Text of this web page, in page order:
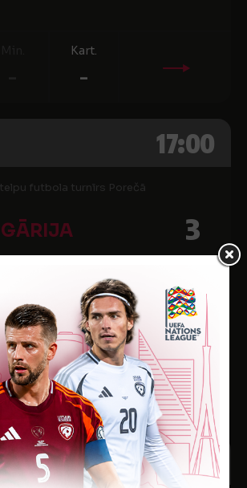
Kart.
-
17:00
futbola turnīrs Porečā
3
Min.
-
Kart.
-
17:30